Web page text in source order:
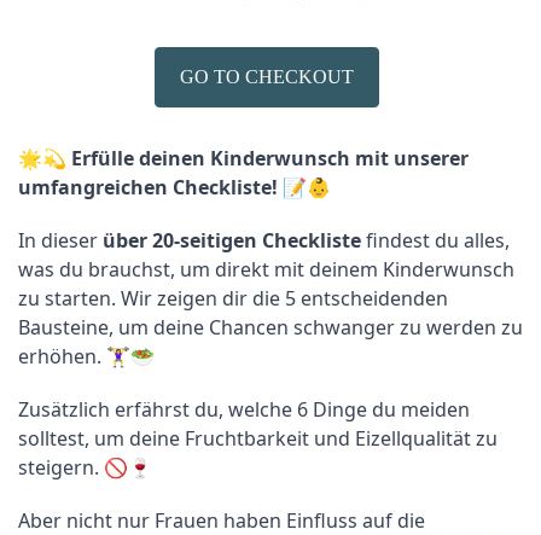
GO TO CHECKOUT
🌟💫 Erfülle deinen Kinderwunsch mit unserer
umfangreichen Checkliste! 📝👶
In dieser über 20-seitigen Checkliste findest du alles,
was du brauchst, um direkt mit deinem Kinderwunsch
zu starten. Wir zeigen dir die 5 entscheidenden
Bausteine, um deine Chancen schwanger zu werden zu
erhöhen. 🏋️‍♀️🥗
Zusätzlich erfährst du, welche 6 Dinge du meiden
solltest, um deine Fruchtbarkeit und Eizellqualität zu
steigern. 🚫🍷
Aber nicht nur Frauen haben Einfluss auf die